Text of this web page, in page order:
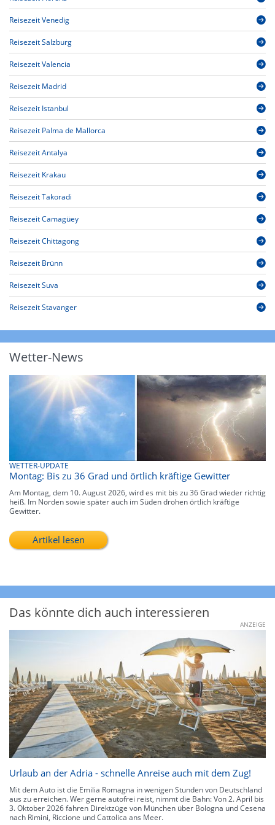
Reisezeit Venedig
Reisezeit Salzburg
Reisezeit Valencia
Reisezeit Madrid
Reisezeit Istanbul
Reisezeit Palma de Mallorca
Reisezeit Antalya
Reisezeit Krakau
Reisezeit Takoradi
Reisezeit Camagüey
Reisezeit Chittagong
Reisezeit Brünn
Reisezeit Suva
Reisezeit Stavanger
Wetter-News
WETTER-UPDATE
Montag: Bis zu 36 Grad und örtlich kräftige Gewitter
Am Montag, dem 10. August 2026, wird es mit bis zu 36 Grad wieder richtig
heiß. Im Norden sowie später auch im Süden drohen örtlich kräftige
Gewitter.
Artikel lesen
Das könnte dich auch interessieren
ANZEIGE
Urlaub an der Adria - schnelle Anreise auch mit dem Zug!
Mit dem Auto ist die Emilia Romagna in wenigen Stunden von Deutschland
aus zu erreichen. Wer gerne autofrei reist, nimmt die Bahn: Von 2. April bis
3. Oktober 2026 fahren Direktzüge von München über Bologna und Cesena
nach Rimini, Riccione und Cattolica ans Meer.